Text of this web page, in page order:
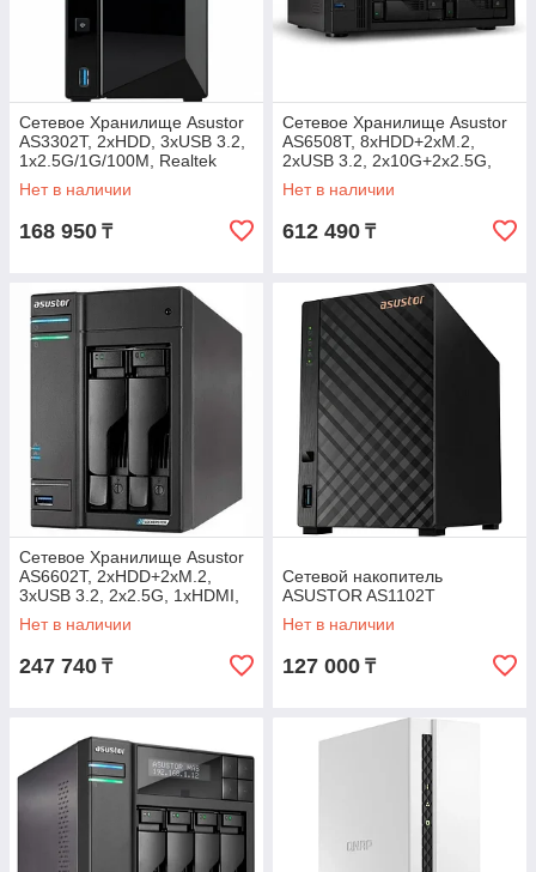
Сетевое Хранилище Asustor
AS3302T, 2хHDD, 3xUSB 3.2,
1x2.5G/1G/100M, Realtek
RTD1296, 2 Gb DDR4
Нет в наличии
168 950 ₸
Сетевое Хранилище Asustor
AS6508T, 8хHDD+2xM.2,
2xUSB 3.2, 2x10G+2x2.5G,
Atom C3538, 8Gb DDR4
Нет в наличии
612 490 ₸
Сетевое Хранилище Asustor
AS6602T, 2хHDD+2xM.2,
3xUSB 3.2, 2x2.5G, 1xHDMI,
Celeron J4125, 4Gb DDR4
Нет в наличии
247 740 ₸
Сетевой накопитель
ASUSTOR AS1102T
Нет в наличии
127 000 ₸